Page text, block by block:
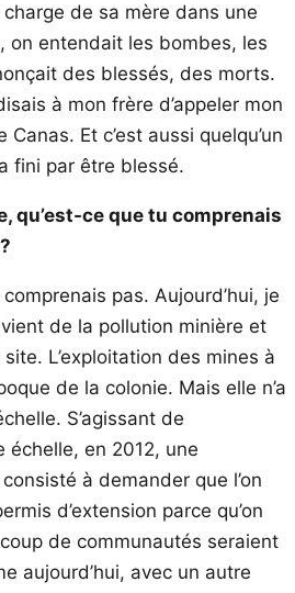
de sa mère dans une
on entendait les bombes, les
des blessés, des morts.
à mon frère d’appeler mon
Et c’est aussi quelqu’un
fini par être blessé.
qu’est-ce que tu comprenais
pas. Aujourd’hui, je
de la pollution minière et
L’exploitation des mines à
de la colonie. Mais elle n’a
S’agissant de
échelle, en 2012, une
à demander que l’on
d’extension parce qu’on
de communautés seraient
aujourd’hui, avec un autre